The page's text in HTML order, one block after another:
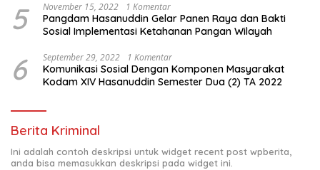
5 November 15, 2022 1 Komentar
Pangdam Hasanuddin Gelar Panen Raya dan Bakti
Sosial Implementasi Ketahanan Pangan Wilayah
6 September 29, 2022 1 Komentar
Komunikasi Sosial Dengan Komponen Masyarakat
Kodam XIV Hasanuddin Semester Dua (2) TA 2022
Berita Kriminal
Ini adalah contoh deskripsi untuk widget recent post wpberita,
anda bisa memasukkan deskripsi pada widget ini.